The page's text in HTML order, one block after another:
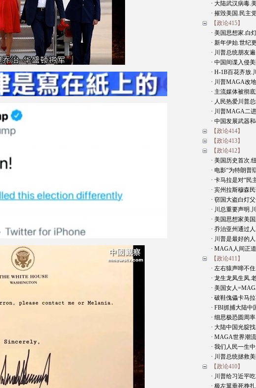
· 大陆武汉病毒.
· 摧毁美国.民主
【政论415】
· 美国思想家.白
· 新年伊始.世纪
· 川普总统朋友
· 中国间谍入侵
· H-1B百花齐放.
· 川普MAGA改
· 主流媒体被彻
· 人民热爱川普
· 川普MAGA二
· 中国发展武器
【政论414】
【政论413】
【政论412】
· 美国历史首次.
· 电影“为特朗普
· 卡马拉是对“民
· 宾州拉斯穆森
· 窃国大盗白灯
· 川总重要声明.
· 美国思想家美
· 乔治亚州通过
· 川普是最好的
· MAGA人间正
【政论411】
· 左右猿声啼不
· 龙生龙凤生凤.
· 美国女人
· 破鞋傀儡卡马
· FBI抓捕大陆中
· 细思极恐圆周
· 大陆中国光腚
· MAGA世界潮
· 我们人民一生
· 川普总统拯救
【政论410】
· 川普给习近平
· 极左翼垂死挣